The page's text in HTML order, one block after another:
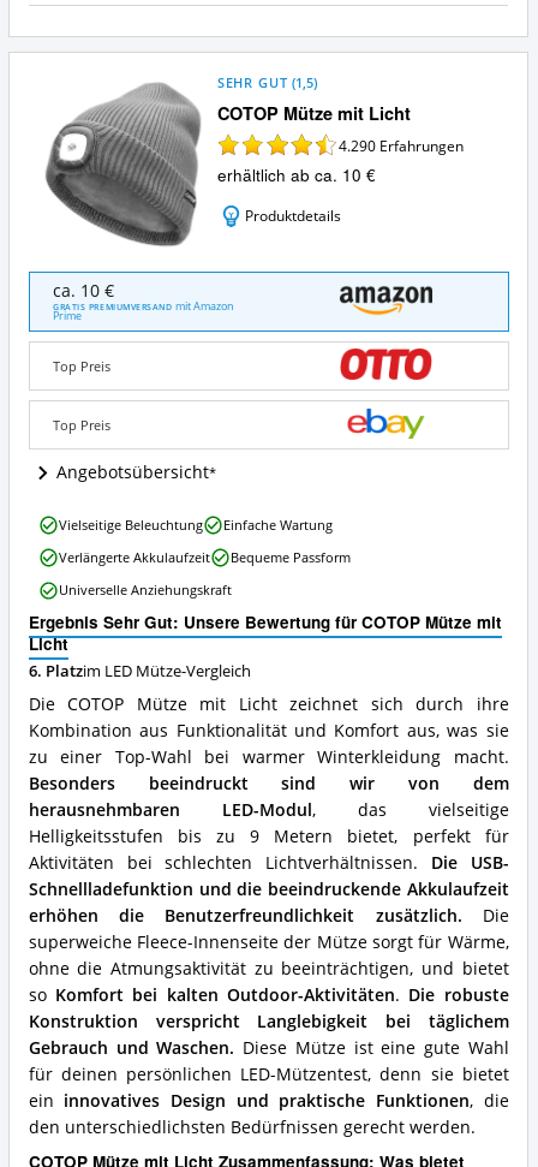
a
COTOP Mütze mit Licht
SEHR GUT (1,5)
4.290 Erfahrungen
erhältlich ab ca. 10 €
Produktdetails
COTOP
Mütze
Licht
Angebote:
Wo
diese
LED
Mütze
ca. 10 €
GRATIS PREMIUMVERSAND mit Amazon
Prime
Top Preis
Top Preis
Angebotsübersicht
Ergebnis Sehr Gut: Unsere Bewertung für COTOP Mütze mit
Licht
6. Platzim LED Mütze-Vergleich
Die COTOP Mütze mit Licht zeichnet sich durch ihre
Kombination aus Funktionalität und Komfort aus, was sie
zu einer Top-Wahl bei warmer Winterkleidung macht.
Besonders beeindruckt sind wir von dem
herausnehmbaren LED-Modul, das vielseitige
Helligkeitsstufen bis zu 9 Metern bietet, perfekt für
Aktivitäten bei schlechten Lichtverhältnissen. Die USB-
Schnellladefunktion und die beeindruckende Akkulaufzeit
erhöhen die Benutzerfreundlichkeit zusätzlich. Die
superweiche Fleece-Innenseite der Mütze sorgt für Wärme,
ohne die Atmungsaktivität zu beeinträchtigen, und bietet
so Komfort bei kalten Outdoor-Aktivitäten. Die robuste
Konstruktion verspricht Langlebigkeit bei täglichem
Gebrauch und Waschen. Diese Mütze ist eine gute Wahl
für deinen persönlichen LED-Mützentest, denn sie bietet
ein innovatives Design und praktische Funktionen, die
den unterschiedlichsten Bedürfnissen gerecht werden.
COTOP Mütze mit Licht Zusammenfassung: Was bietet
COTOP
Mütze
mit
Licht
Vorteile:
Was
spricht
für
diese
LED
Mütze?
Vielseitige Beleuchtung
Einfache Wartung
Verlängerte Akkulaufzeit
Bequeme Passform
Universelle Anziehungskraft